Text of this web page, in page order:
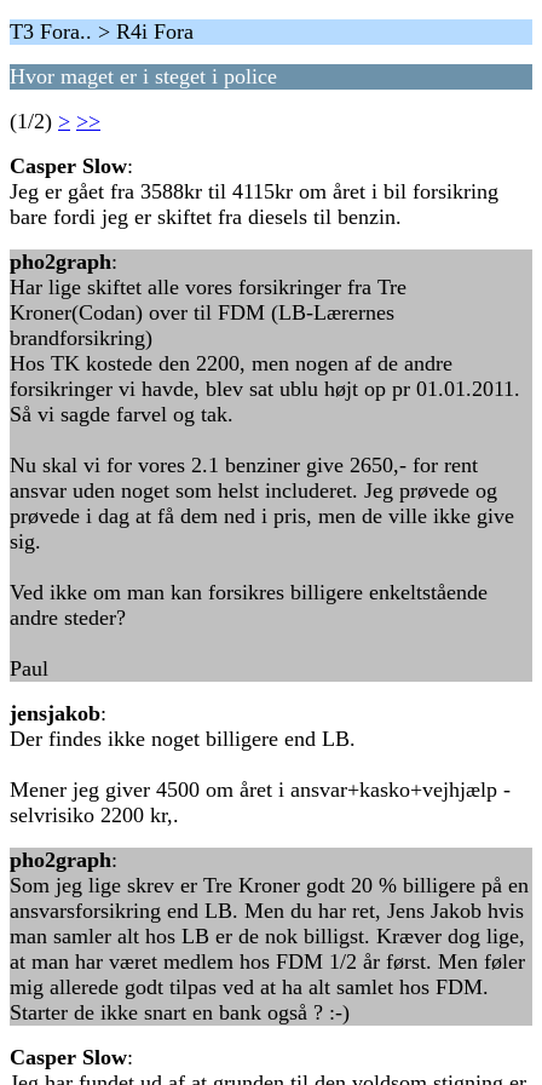
T3 Fora.. > R4i Fora
Hvor maget er i steget i police
(1/2) > >>
Casper Slow:
Jeg er gået fra 3588kr til 4115kr om året i bil forsikring
bare fordi jeg er skiftet fra diesels til benzin.
pho2graph:
Har lige skiftet alle vores forsikringer fra Tre
Kroner(Codan) over til FDM (LB-Lærernes
brandforsikring)
Hos TK kostede den 2200, men nogen af de andre
forsikringer vi havde, blev sat ublu højt op pr 01.01.2011.
Så vi sagde farvel og tak.
Nu skal vi for vores 2.1 benziner give 2650,- for rent
ansvar uden noget som helst includeret. Jeg prøvede og
prøvede i dag at få dem ned i pris, men de ville ikke give
sig.
Ved ikke om man kan forsikres billigere enkeltstående
andre steder?
Paul
jensjakob:
Der findes ikke noget billigere end LB.
Mener jeg giver 4500 om året i ansvar+kasko+vejhjælp -
selvrisiko 2200 kr,.
pho2graph:
Som jeg lige skrev er Tre Kroner godt 20 % billigere på en
ansvarsforsikring end LB. Men du har ret, Jens Jakob hvis
man samler alt hos LB er de nok billigst. Kræver dog lige,
at man har været medlem hos FDM 1/2 år først. Men føler
mig allerede godt tilpas ved at ha alt samlet hos FDM.
Starter de ikke snart en bank også ? :-)
Casper Slow: